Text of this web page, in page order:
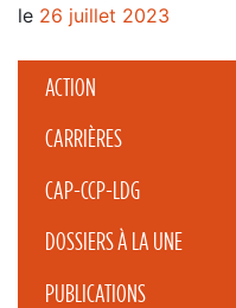
ACTION
CARRIÈRES
CAP-CCP-LDG
DOSSIERS À LA UNE
PUBLICATIONS
le 26 juillet 2023